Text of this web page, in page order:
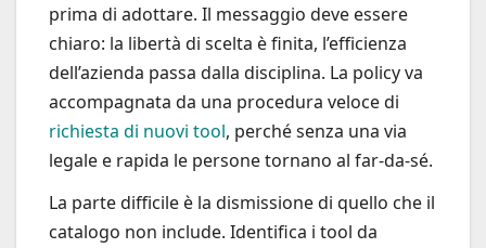
prima di adottare. Il messaggio deve essere
chiaro: la libertà di scelta è finita, l’efficienza
dell’azienda passa dalla disciplina. La policy va
accompagnata da una procedura veloce di
richiesta di nuovi tool, perché senza una via
legale e rapida le persone tornano al far-da-sé.
La parte difficile è la dismissione di quello che il
catalogo non include. Identifica i tool da